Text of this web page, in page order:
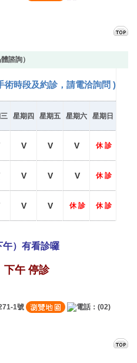
諮詢）
術時段及約診，請電洽詢問 )
星期四 星期五 星期六 星期日
V V V 休 診
V V V 休 診
V V 休 診 休 診
午）有看診囉
下午 停診
1號
電話：(02)